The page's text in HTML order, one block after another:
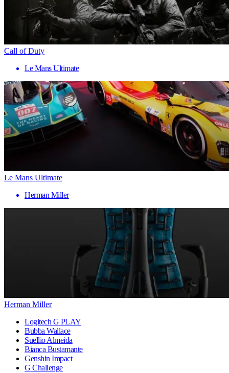
Call of Duty
Le Mans Ultimate
Le Mans Ultimate
Herman Miller
Herman Miller
Logitech G PLAY
Bubba Wallace
Suellio Almeida
Bianca Bustamante
Genshin Impact
G Challenge